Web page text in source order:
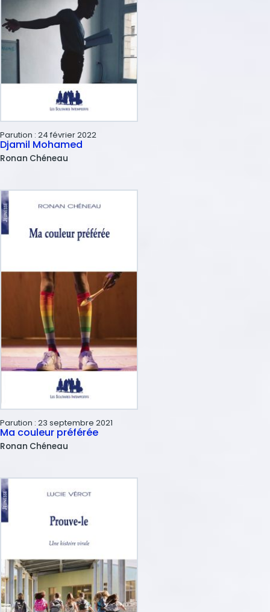
Parution : 24 février 2022
Djamil Mohamed
Ronan Chéneau
Parution : 23 septembre 2021
Ma couleur préférée
Ronan Chéneau